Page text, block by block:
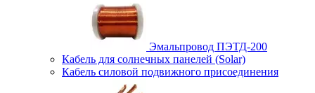
Эмальпровод ПЭТД-200
Кабель для солнечных панелей (Solar)
Кабель силовой подвижного присоединения